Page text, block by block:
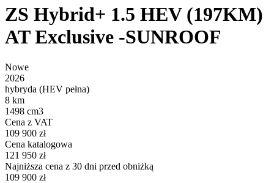
ZS Hybrid+ 1.5 HEV (197KM)
AT Exclusive -SUNROOF
Nowe
2026
hybryda (HEV pełna)
8 km
1498 cm3
Cena z VAT
109 900 zł
Cena katalogowa
121 950 zł
Najniższa cena z 30 dni przed obniżką
109 900 zł